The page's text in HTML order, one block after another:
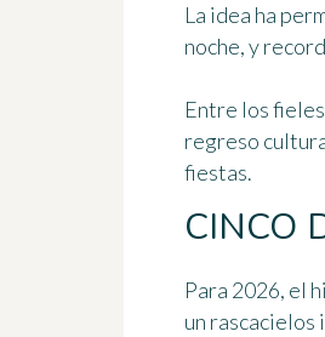
La idea ha
noche, y
Entre los
regreso
fiestas.
CINCO
Para 2026, el
un rascacielos